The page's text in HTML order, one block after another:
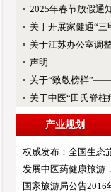
2025年春节放假通
关于开展家健通“
关于江苏办公室调
声明
关于“致敬榜样
关于中医“田氏脊柱
产业规划
权威发布：全国生态
发展中医药健康旅游
国家旅游局公告2016